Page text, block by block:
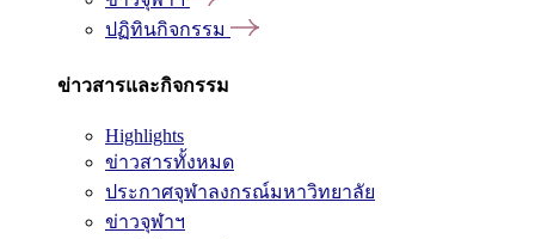
ปฏิทินกิจกรรม
ข่าวสารและกิจกรรม
Highlights
ข่าวสารทั้งหมด
ประกาศจุฬาลงกรณ์มหาวิทยาลัย
ข่าวจุฬาฯ